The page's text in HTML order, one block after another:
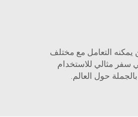
التعامل مع مختلف
سفر مثالي للاستخدام
حول العالم.